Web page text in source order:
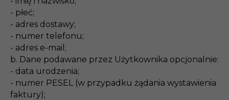
- płeć;
- adres dostawy;
- numer telefonu;
- adres e-mail;
b. Dane podawane przez Użytkownika opcjonalnie:
- data urodzenia;
- numer PESEL (w przypadku żądania wystawienia
faktury);